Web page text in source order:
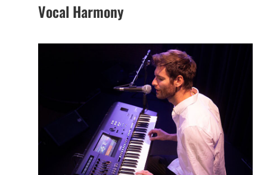
Vocal Harmony